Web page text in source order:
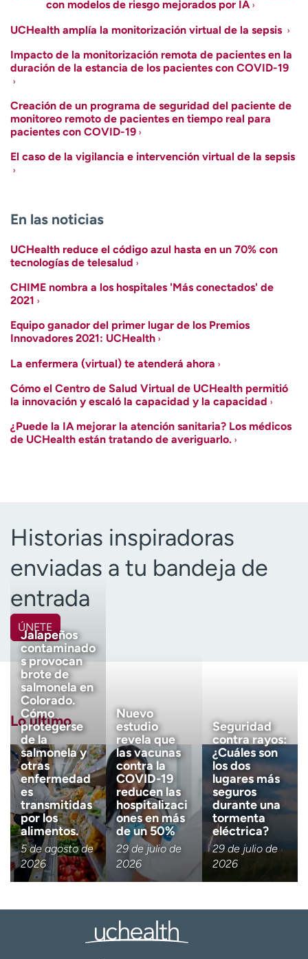
con modelos de riesgo mejorados por IA
UCHealth amplía la monitorización virtual de la sepsis
Impacto de la monitorización remota de pacientes en la
duración de la estancia de los pacientes con COVID-19
Creación de un programa de seguridad del paciente de
monitoreo remoto de pacientes en tiempo real para
pacientes con COVID-19
El caso de la vigilancia e intervención virtual de la sepsis
En las noticias
UCHealth reduce el código azul hasta en un 70% con
tecnologías de telesalud
CHIME nombra a los hospitales 'Más conectados' de
2021
Equipo ganador del primer lugar de los Premios
Innovadores 2021: UCHealth
La enfermera (virtual) te atenderá ahora
Cómo el Centro de Salud Virtual de UCHealth permitió
la innovación y escaló la capacidad y la capacidad
¿Puede la IA mejorar la atención sanitaria? Los médicos
de UCHealth están tratando de averiguarlo.
Historias inspiradoras
enviadas a tu bandeja de
entrada
ÚNETE
Correo electrónico (obligatorio)
Código postal (obligatorio)
Descargo de responsabilidad
Tengo más de 18 años
Quiero recibir noticias de
Quiero recibir noticias de salud en:
Lo último
Jalapeños
contaminado
s provocan
brote de
salmonela en
Colorado.
Cómo
protegerse
de la
salmonela y
otras
enfermedad
es
transmitidas
por los
alimentos.
5 de agosto de
2026
Nuevo
estudio
revela que
las vacunas
contra la
COVID-19
reducen las
hospitalizaci
ones en más
de un 50%
29 de julio de
2026
Seguridad
contra rayos:
¿Cuáles son
los dos
lugares más
seguros
durante una
tormenta
eléctrica?
29 de julio de
2026